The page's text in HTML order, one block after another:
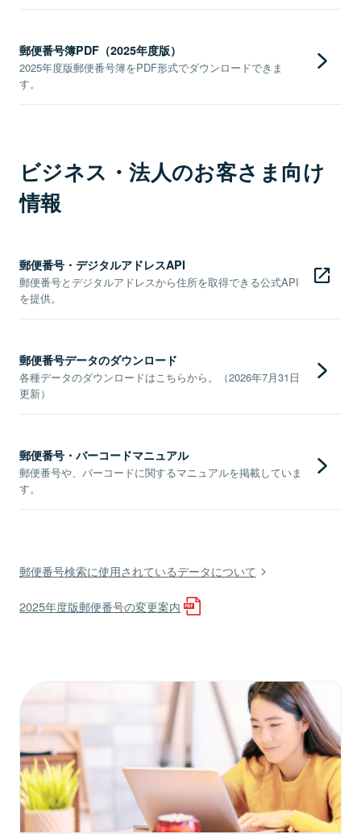
郵便番号簿PDF（2025年度版）
2025年度版郵便番号簿をPDF形式でダウンロードできま
す。
ビジネス・法人のお客さま向け
情報
郵便番号・デジタルアドレスAPI
郵便番号とデジタルアドレスから住所を取得できる公式API
を提供。
郵便番号データのダウンロード
各種データのダウンロードはこちらから。（2026年7月31日
更新）
郵便番号・バーコードマニュアル
郵便番号や、バーコードに関するマニュアルを掲載していま
す。
郵便番号検索に使用されているデータについて
2025年度版郵便番号の変更案内